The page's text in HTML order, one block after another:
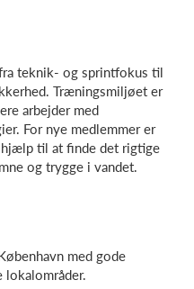
teknik- og sprintfokus til
Træningsmiljøet er
arbejder med
For nye medlemmer er
til at finde det rigtige
og trygge i vandet.
med gode